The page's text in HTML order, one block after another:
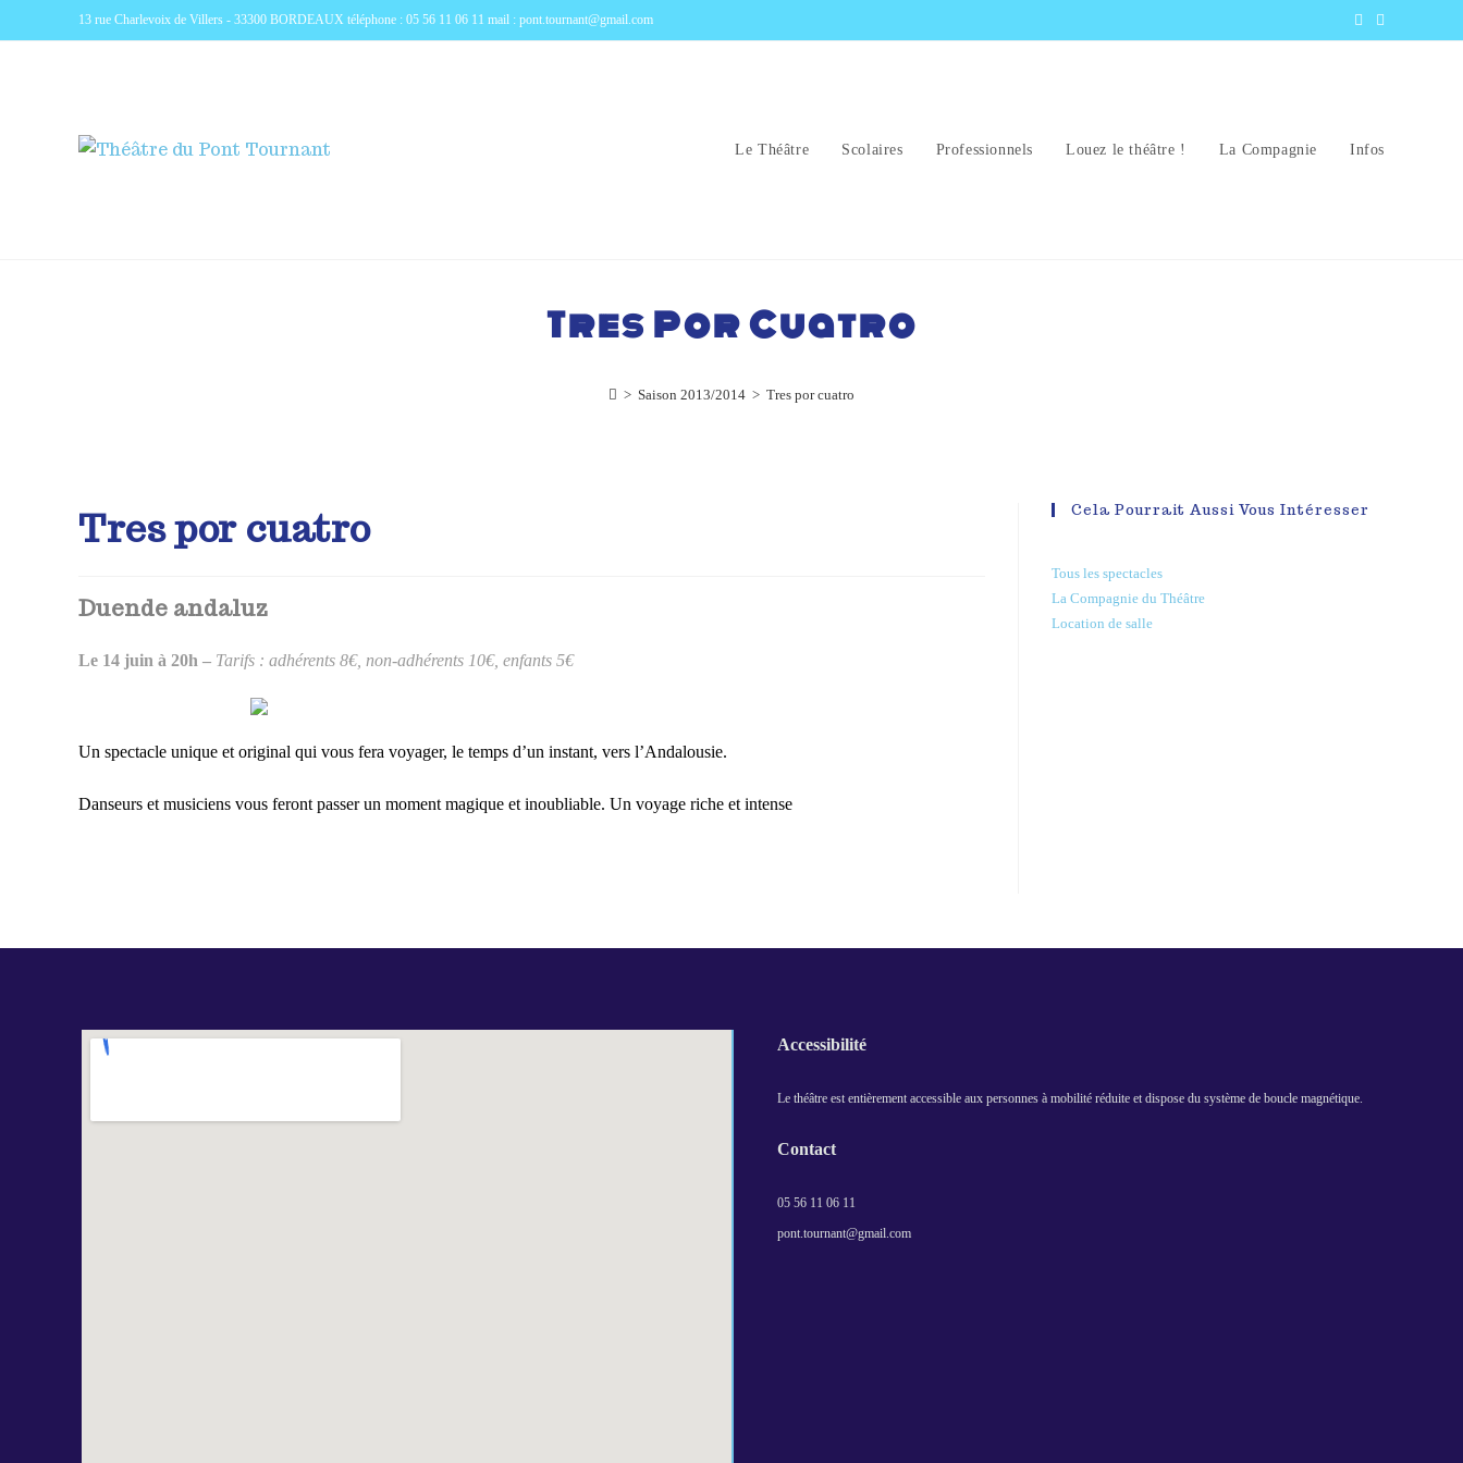
13 rue Charlevoix de Villers - 33300 BORDEAUX téléphone : 05 56 11 06 11 mail : pont.tournant@gmail.com
Le Théâtre Scolaires Professionnels Louez le théâtre ! La Compagnie Infos
Tres Por Cuatro
> Saison 2013/2014 > Tres por cuatro
Tres por cuatro
Duende andaluz
Le 14 juin à 20h – Tarifs : adhérents 8€, non-adhérents 10€, enfants 5€
Un spectacle unique et original qui vous fera voyager, le temps d’un instant, vers l’Andalousie.
Danseurs et musiciens vous feront passer un moment magique et inoubliable. Un voyage riche et intense
Cela Pourrait Aussi Vous Intéresser
Tous les spectacles
La Compagnie du Théâtre
Location de salle
Accessibilité
Le théâtre est entièrement accessible aux personnes à mobilité réduite et dispose du système de boucle magnétique.
Contact
05 56 11 06 11
pont.tournant@gmail.com